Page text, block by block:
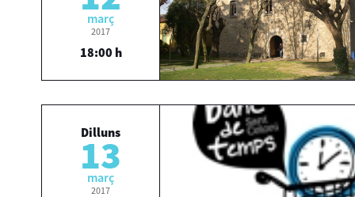
març
2017
18:00 h
Dilluns
13
març
2017